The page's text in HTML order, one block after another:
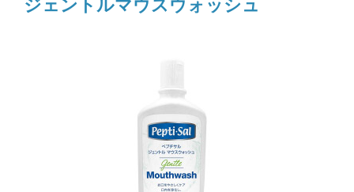
ジェントルマウスウォッシュ